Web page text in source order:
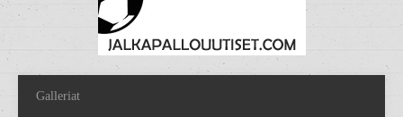
Galleriat